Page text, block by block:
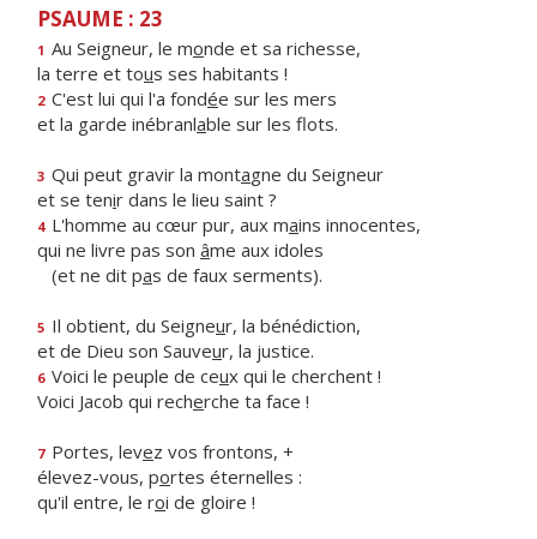
PSAUME : 23
1 Au Seigneur, le monde et sa richesse,
la terre et tous ses habitants !
2 C'est lui qui l'a fondée sur les mers
et la garde inébranlable sur les flots.
3 Qui peut gravir la montagne du Seigneur
et se tenir dans le lieu saint ?
4 L'homme au cœur pur, aux mains innocentes,
qui ne livre pas son âme aux idoles
(et ne dit pas de faux serments).
5 Il obtient, du Seigneur, la bénédiction,
et de Dieu son Sauveur, la justice.
6 Voici le peuple de ceux qui le cherchent !
Voici Jacob qui recherche ta face !
7 Portes, levez vos frontons, +
élevez-vous, portes éternelles :
qu'il entre, le roi de gloire !